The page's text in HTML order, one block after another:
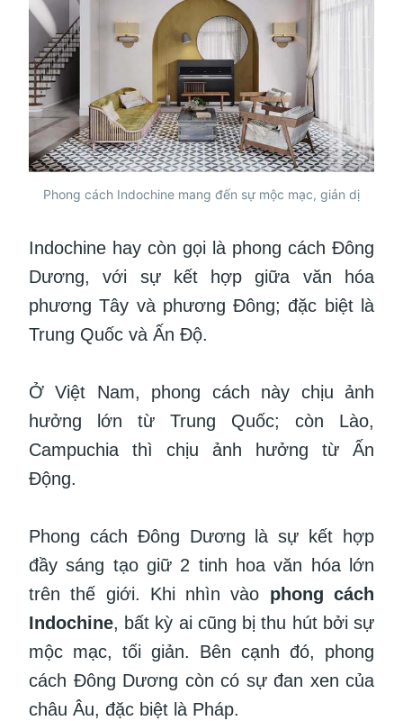
Phong cách Indochine mang đến sự mộc mạc, giản dị
Indochine hay còn gọi là phong cách Đông
Dương, với sự kết hợp giữa văn hóa
phương Tây và phương Đông; đặc biệt là
Trung Quốc và Ấn Độ.
Ở Việt Nam, phong cách này chịu ảnh
hưởng lớn từ Trung Quốc; còn Lào,
Campuchia thì chịu ảnh hưởng từ Ấn
Động.
Phong cách Đông Dương là sự kết hợp
đầy sáng tạo giữ 2 tinh hoa văn hóa lớn
trên thế giới. Khi nhìn vào phong cách
Indochine, bất kỳ ai cũng bị thu hút bởi sự
mộc mạc, tối giản. Bên cạnh đó, phong
cách Đông Dương còn có sự đan xen của
châu Âu, đặc biệt là Pháp.